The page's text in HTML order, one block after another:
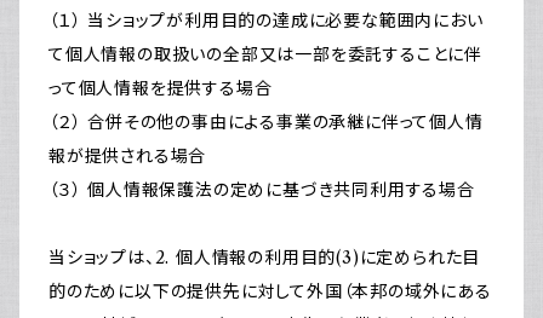
（１） 当ショップが利用目的の達成に必要な範囲内におい
て個人情報の取扱いの全部又は一部を委託することに伴
って個人情報を提供する場合
（２） 合併その他の事由による事業の承継に伴って個人情
報が提供される場合
（３） 個人情報保護法の定めに基づき共同利用する場合
当ショップは、2. 個人情報の利用目的(3)に定められた目
的のために以下の提供先に対して外国（本邦の域外にある